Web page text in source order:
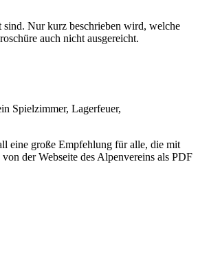
sind. Nur kurz beschrieben wird, welche
auch nicht ausgereicht.
Spielzimmer, Lagerfeuer,
eine große Empfehlung für alle, die mit
von der Webseite des Alpenvereins als PDF